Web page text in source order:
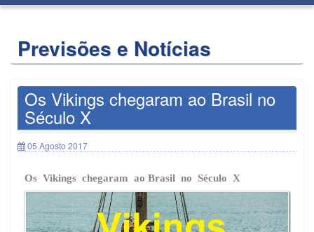
Previsões e Notícias
Os Vikings chegaram ao Brasil no
Século X
05 Agosto 2017
Os Vikings chegaram ao Brasil no Século X